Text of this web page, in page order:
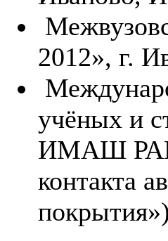
2012», г.
учёных и
ИМАШ РАН
контакта